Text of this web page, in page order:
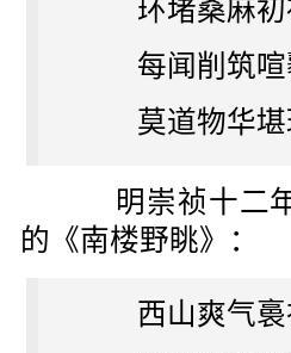
环堵桑麻初
每闻削筑喧
莫道物华堪
明崇祯十二年
的《南楼野眺》：
西山爽气裛